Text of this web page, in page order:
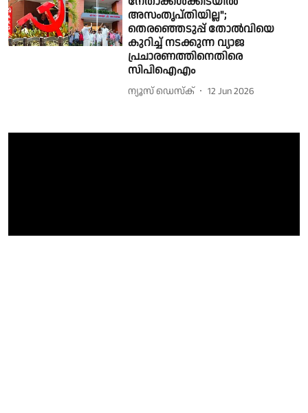
അസംതൃപ്തിയില്ല";
തെരഞ്ഞെടുപ്പ് തോൽവിയെ
കുറിച്ച് നടക്കുന്ന വ്യാജ
പ്രചാരണത്തിനെതിരെ
സിപിഐഎം
ന്യൂസ് ഡെസ്ക് 12 Jun 2026